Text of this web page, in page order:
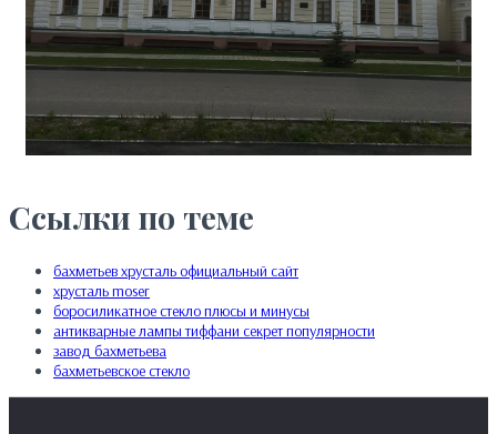
Ссылки по теме
бахметьев хрусталь официальный сайт
хрусталь moser
боросиликатное стекло плюсы и минусы
антикварные лампы тиффани секрет популярности
завод бахметьева
бахметьевское стекло